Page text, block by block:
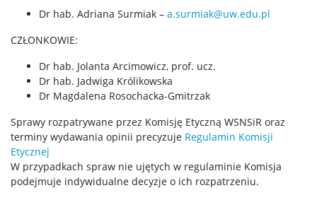
Dr hab. Adriana Surmiak – a.surmiak@uw.edu.pl
CZŁONKOWIE:
Dr hab. Jolanta Arcimowicz, prof. ucz.
Dr hab. Jadwiga Królikowska
Dr Magdalena Rosochacka-Gmitrzak
Sprawy rozpatrywane przez Komisję Etyczną WSNSiR oraz
terminy wydawania opinii precyzuje Regulamin Komisji
Etycznej
W przypadkach spraw nie ujętych w regulaminie Komisja
podejmuje indywidualne decyzje o ich rozpatrzeniu.